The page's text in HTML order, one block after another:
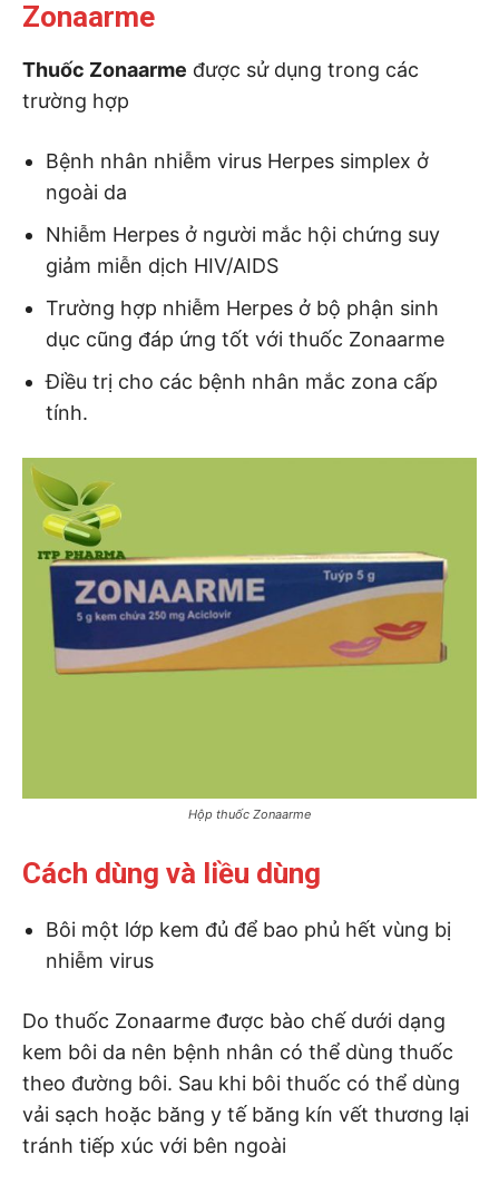
Zonaarme
Thuốc Zonaarme được sử dụng trong các
trường hợp
Bệnh nhân nhiễm virus Herpes simplex ở
ngoài da
Nhiễm Herpes ở người mắc hội chứng suy
giảm miễn dịch HIV/AIDS
Trường hợp nhiễm Herpes ở bộ phận sinh
dục cũng đáp ứng tốt với thuốc Zonaarme
Điều trị cho các bệnh nhân mắc zona cấp
tính.
Hộp thuốc Zonaarme
Cách dùng và liều dùng
Bôi một lớp kem đủ để bao phủ hết vùng bị
nhiễm virus
Do thuốc Zonaarme được bào chế dưới dạng
kem bôi da nên bệnh nhân có thể dùng thuốc
theo đường bôi. Sau khi bôi thuốc có thể dùng
vải sạch hoặc băng y tế băng kín vết thương lại
tránh tiếp xúc với bên ngoài